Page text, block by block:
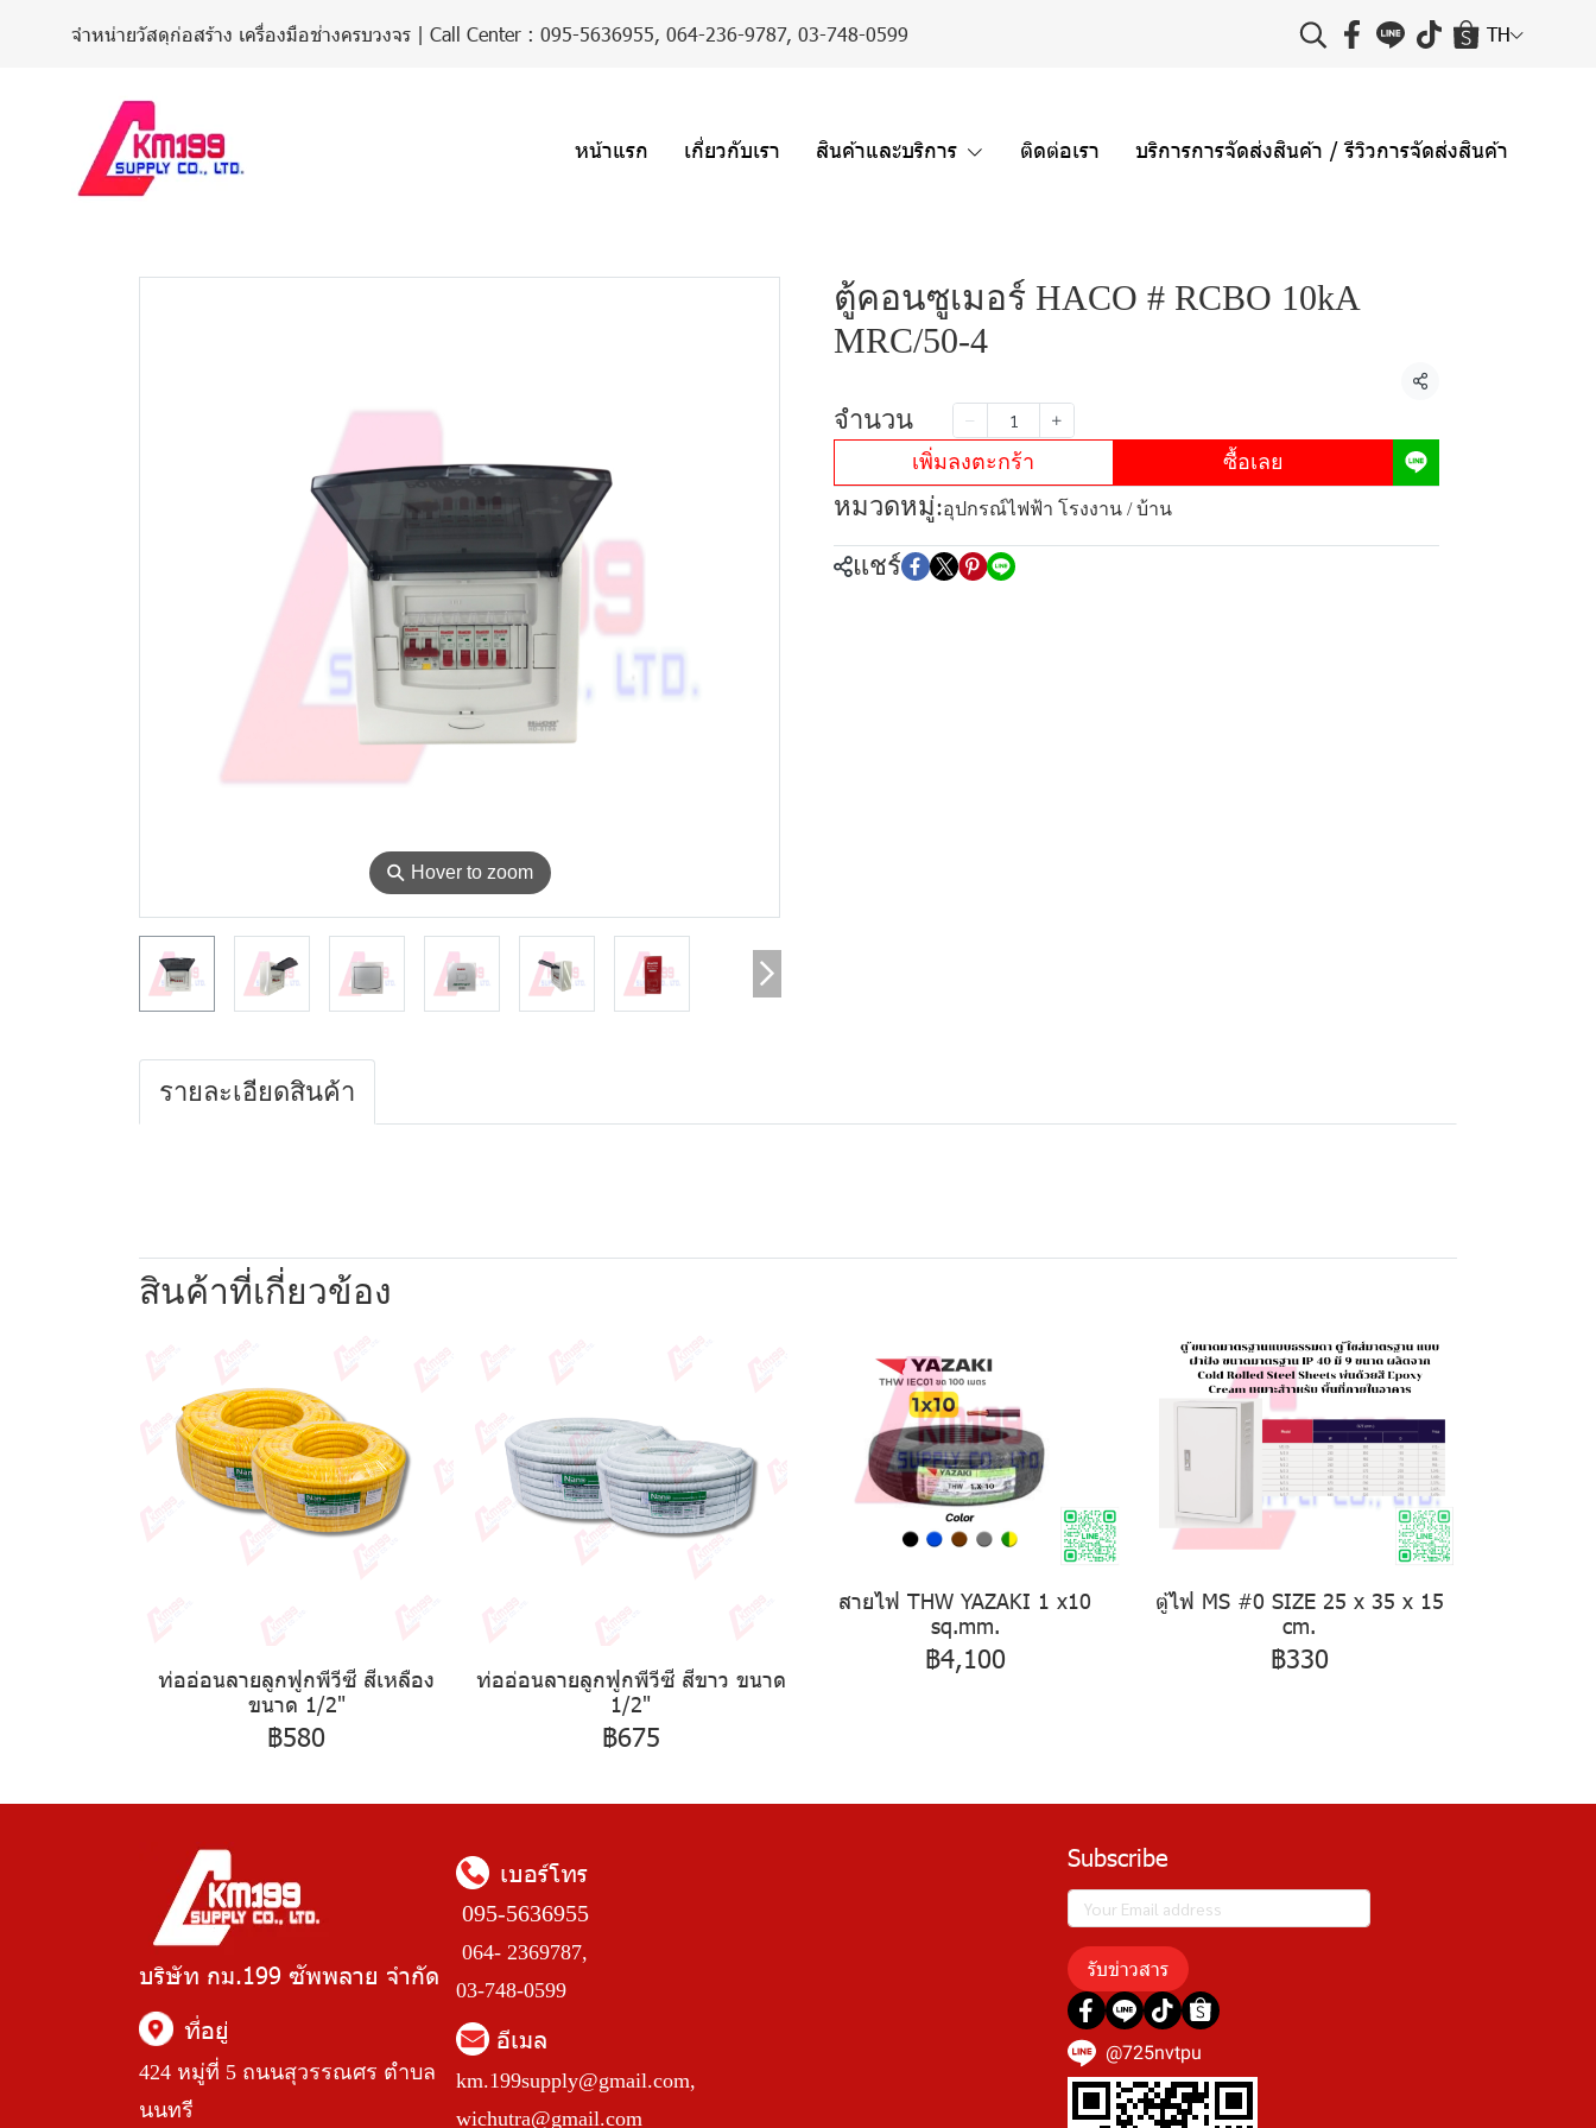
จำหน่ายวัสดุก่อสร้าง เครื่องมือช่างครบวงจร | Call Center : 095-5636955, 064-236-9787, 03-748-0599 TH
หน้าแรก เกี่ยวกับเรา สินค้าและบริการ ติดต่อเรา บริการการจัดส่งสินค้า / รีวิวการจัดส่งสินค้า
⚲ Hover to zoom
ตู้คอนซูเมอร์ HACO # RCBO 10kA
MRC/50-4
แชร์
จำนวน
เพิ่มลงตะกร้า ซื้อเลย
หมวดหมู่:อุปกรณ์ไฟฟ้า โรงงาน / บ้าน
แชร์
รายละเอียดสินค้า
สินค้าที่เกี่ยวข้อง
ท่ออ่อนลายลูกฟูกพีวีซี สีเหลือง
ขนาด 1/2"
฿580
ท่ออ่อนลายลูกฟูกพีวีซี สีขาว ขนาด
1/2"
฿675
สายไฟ THW YAZAKI 1 x10
sq.mm.
฿4,100
ตู้ไฟ MS #0 SIZE 25 x 35 x 15
cm.
฿330
บริษัท กม.199 ซัพพลาย จำกัด
ที่อยู่
424 หมู่ที่ 5 ถนนสุวรรณศร ตำบล
นนทรี
เบอร์โทร
095-5636955
064- 2369787,
03-748-0599
อีเมล
km.199supply@gmail.com,
wichutra@gmail.com
Subscribe
รับข่าวสาร
@725nvtpu